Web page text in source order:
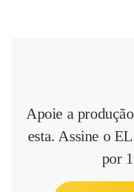
Apoie a
esta. Assine o
por